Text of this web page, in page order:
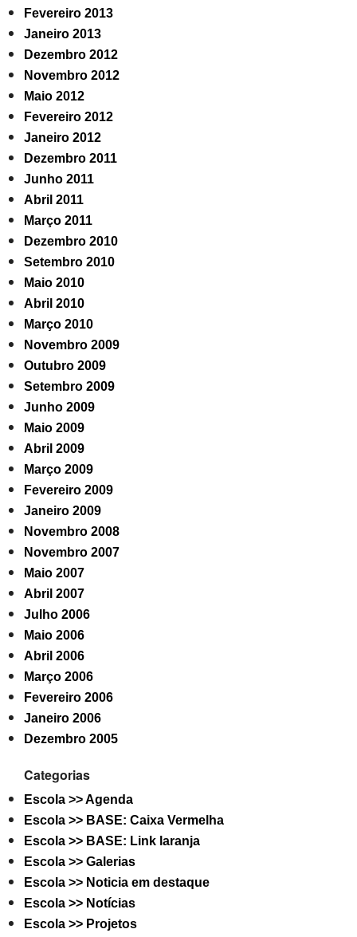
Fevereiro 2013
Janeiro 2013
Dezembro 2012
Novembro 2012
Maio 2012
Fevereiro 2012
Janeiro 2012
Dezembro 2011
Junho 2011
Abril 2011
Março 2011
Dezembro 2010
Setembro 2010
Maio 2010
Abril 2010
Março 2010
Novembro 2009
Outubro 2009
Setembro 2009
Junho 2009
Maio 2009
Abril 2009
Março 2009
Fevereiro 2009
Janeiro 2009
Novembro 2008
Novembro 2007
Maio 2007
Abril 2007
Julho 2006
Maio 2006
Abril 2006
Março 2006
Fevereiro 2006
Janeiro 2006
Dezembro 2005
Categorias
Escola >> Agenda
Escola >> BASE: Caixa Vermelha
Escola >> BASE: Link laranja
Escola >> Galerias
Escola >> Noticia em destaque
Escola >> Notícias
Escola >> Projetos